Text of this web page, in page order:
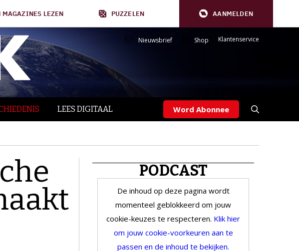
MAGAZINES LEZEN PUZZELEN AANMELDEN
Nieuwsbrief Shop Klantenservice
LEES DIGITAAL Word Abonnee
PODCAST
De inhoud op deze pagina wordt
momenteel geblokkeerd om jouw
cookie-keuzes te respecteren. Klik hier
om jouw cookie-voorkeuren aan te
passen en de inhoud te bekijken.